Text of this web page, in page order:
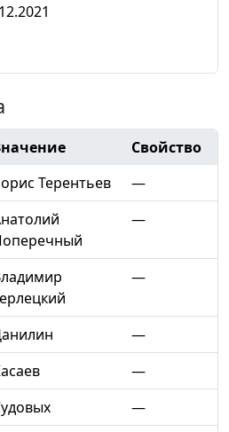
Свойство
Терентьев
—
—
—
—
—
—